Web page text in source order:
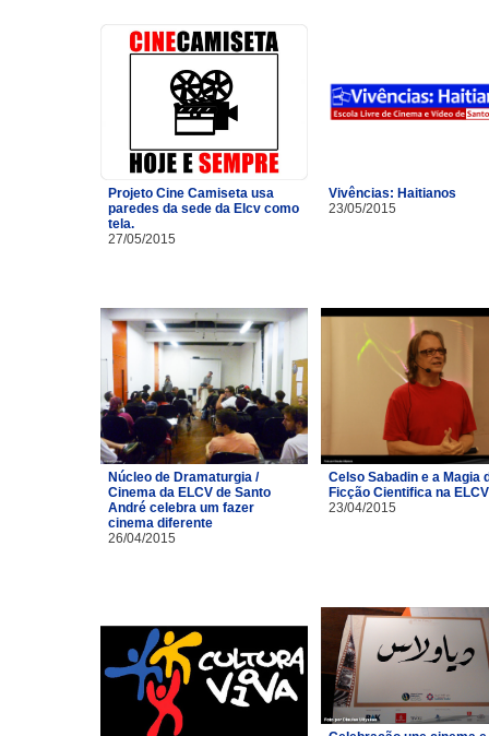
Projeto Cine Camiseta usa
paredes da sede da Elcv como
tela.
27/05/2015
Vivências: Haitianos
23/05/2015
Núcleo de Dramaturgia /
Cinema da ELCV de Santo
André celebra um fazer
cinema diferente
26/04/2015
Celso Sabadin e a Magia
Ficção Cientifica na ELCV
23/04/2015